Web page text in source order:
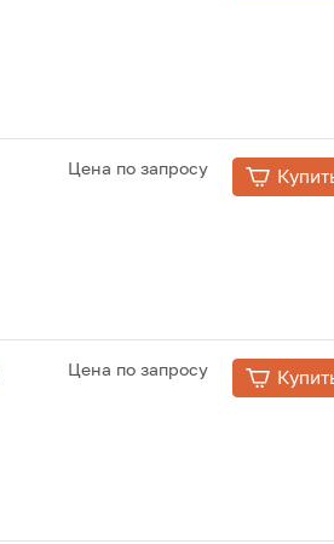
Цена по запросу
Цена по запросу